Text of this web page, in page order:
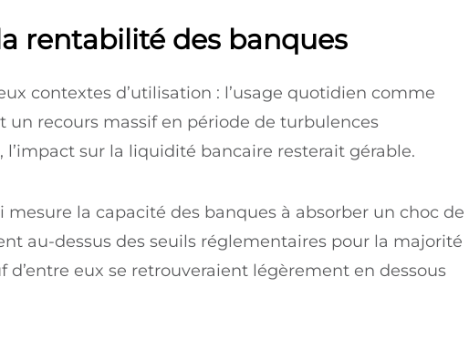
rentabilité des banques
contextes d’utilisation : l’usage quotidien comme
recours massif en période de turbulences
l’impact sur la liquidité bancaire resterait gérable.
mesure la capacité des banques à absorber un choc de
au-dessus des seuils réglementaires pour la majorité
d’entre eux se retrouveraient légèrement en dessous